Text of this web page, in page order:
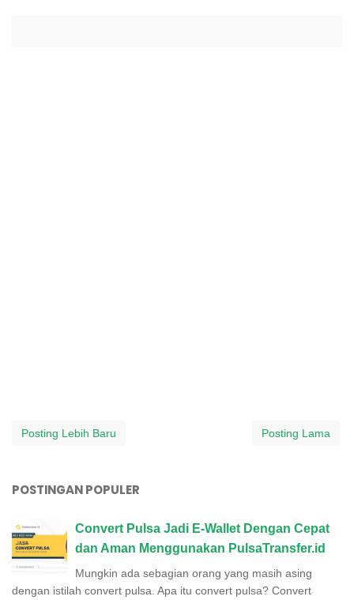
Posting Lebih Baru Posting Lama
POSTINGAN POPULER
Convert Pulsa Jadi E-Wallet Dengan Cepat
dan Aman Menggunakan PulsaTransfer.id
Mungkin ada sebagian orang yang masih asing
dengan istilah convert pulsa. Apa itu convert pulsa? Convert